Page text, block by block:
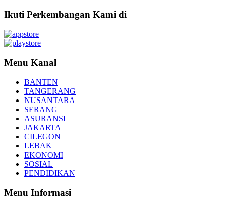
Ikuti Perkembangan Kami di
Menu Kanal
BANTEN
TANGERANG
NUSANTARA
SERANG
ASURANSI
JAKARTA
CILEGON
LEBAK
EKONOMI
SOSIAL
PENDIDIKAN
Menu Informasi